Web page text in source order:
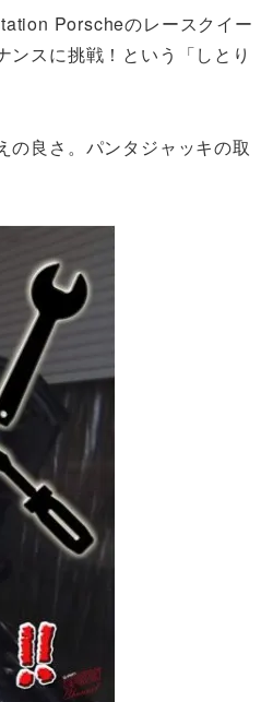
Porscheのレースクイー
ンスに挑戦！という「しとり
の良さ。パンタジャッキの取